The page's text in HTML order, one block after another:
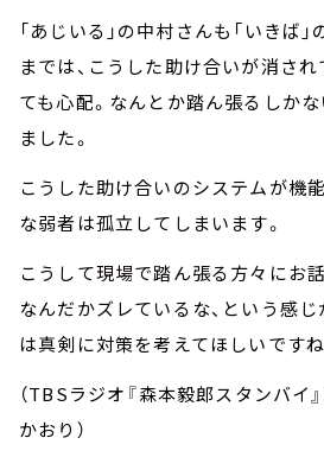
「あじいる」の中村さんも「いきば
までは、こうした助け合いが消さ
ても心配。なんとか踏ん張るしか
ました。
こうした助け合いのシステムが機
な弱者は孤立してしまいます。
こうして現場で踏ん張る方々にお
なんだかズレているな、という感
は真剣に対策を考えてほしいですね
（TBSラジオ『森本毅郎スタンバイ
かおり）